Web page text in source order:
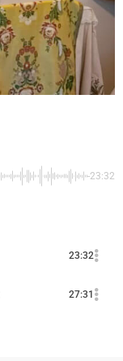
-23:32
23:32
27:31